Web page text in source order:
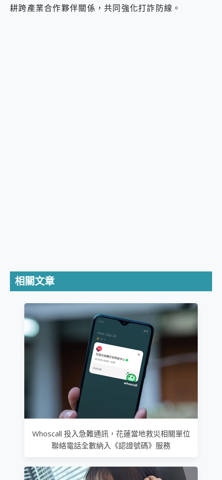
耕跨產業合作夥伴關係，共同強化打詐防線。
相關文章
Whoscall 投入急難通訊，花蓮當地救災相關單位
聯絡電話全數納入《認證號碼》服務